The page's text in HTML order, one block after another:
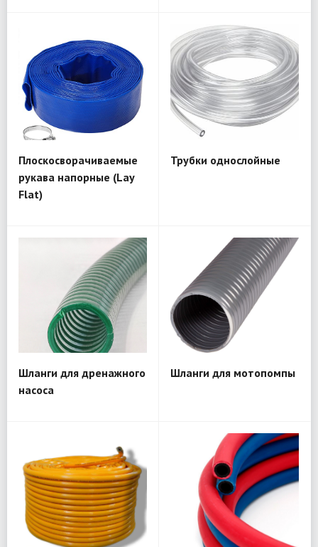
Плоскосворачиваемые
рукава напорные (Lay
Flat)
Трубки однослойные
Шланги для дренажного
насоса
Шланги для мотопомпы